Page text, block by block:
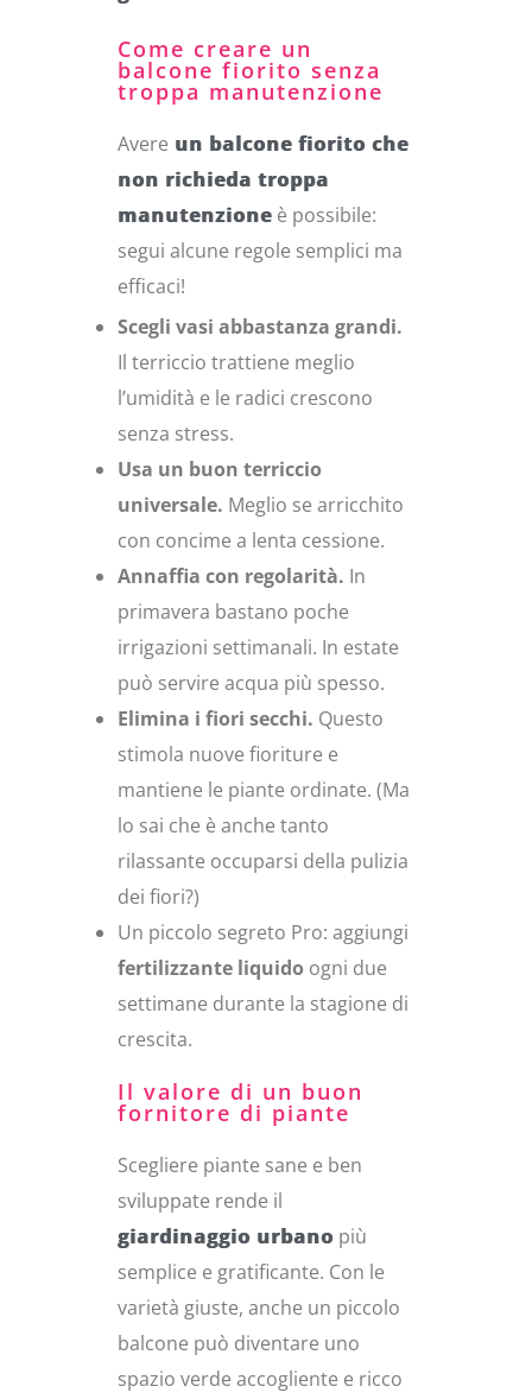
Come creare un
balcone fiorito senza
troppa manutenzione
Avere un balcone fiorito che
non richieda troppa
manutenzione è possibile:
segui alcune regole semplici ma
efficaci!
Scegli vasi abbastanza grandi.
Il terriccio trattiene meglio
l’umidità e le radici crescono
senza stress.
Usa un buon terriccio
universale. Meglio se arricchito
con concime a lenta cessione.
Annaffia con regolarità. In
primavera bastano poche
irrigazioni settimanali. In estate
può servire acqua più spesso.
Elimina i fiori secchi. Questo
stimola nuove fioriture e
mantiene le piante ordinate. (Ma
lo sai che è anche tanto
rilassante occuparsi della pulizia
dei fiori?)
Un piccolo segreto Pro: aggiungi
fertilizzante liquido ogni due
settimane durante la stagione di
crescita.
Il valore di un buon
fornitore di piante
Scegliere piante sane e ben
sviluppate rende il
giardinaggio urbano più
semplice e gratificante. Con le
varietà giuste, anche un piccolo
balcone può diventare uno
spazio verde accogliente e ricco